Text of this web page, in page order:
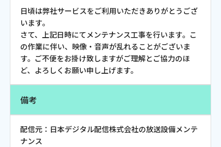
Webメール
日頃は弊社サービスをご利用いただきありがとうござ
います。
さて、上記日時にてメンテナンス工事を行います。こ
の作業に伴い、映像・音声が乱れることがございま
す。ご不便をお掛け致しますがご理解とご協力のほ
ど、よろしくお願い申し上げます。
備考
配信元：日本デジタル配信株式会社の放送設備メンテ
ナンス